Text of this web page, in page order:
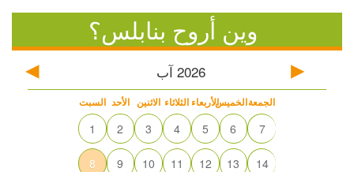
وين أروح بنابلس؟
2026 آب
السبت الأحد الاثنين الثلاثاء الأربعاءالخميسالجمعة
1 2 3 4 5 6 7
8 9 10 11 12 13 14